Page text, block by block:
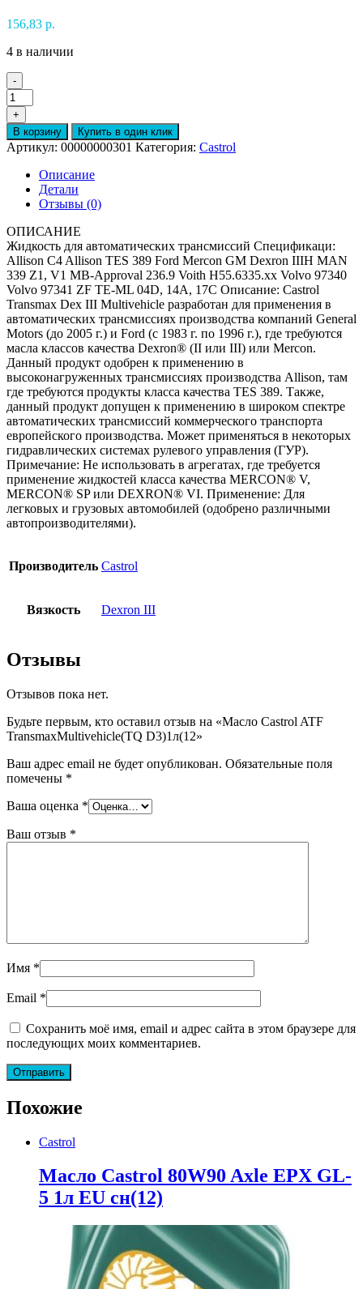
156,83 р.
4 в наличии
-
Количество
товара
Масло
Castrol
ATF
TransmaxMultivehicle(TQ
D3)1л(12
+
В корзину
Купить в один клик
Артикул: 00000000301 Категория: Castrol
Описание
Детали
Отзывы (0)
ОПИСАНИЕ
Жидкость для автоматических трансмиссий Спецификаци:
Allison C4 Allison TES 389 Ford Mercon GM Dexron IIIH MAN
339 Z1, V1 MB-Approval 236.9 Voith H55.6335.xx Volvo 97340
Volvo 97341 ZF TE-ML 04D, 14A, 17C Описание: Castrol
Transmax Dex III Multivehicle разработан для применения в
автоматических трансмиссиях производства компаний General
Motors (до 2005 г.) и Ford (c 1983 г. по 1996 г.), где требуются
масла классов качества Dexron® (II или III) или Mercon.
Данный продукт одобрен к применению в
высоконагруженных трансмиссиях производства Allison, там
где требуются продукты класса качества TES 389. Также,
данный продукт допущен к применению в широком спектре
автоматических трансмиссий коммерческого транспорта
европейского производства. Может применяться в некоторых
гидравлических системах рулевого управления (ГУР).
Примечание: Не использовать в агрегатах, где требуется
применение жидкостей класса качества MERCON® V,
MERCON® SP или DEXRON® VI. Применение: Для
легковых и грузовых автомобилей (одобрено различными
автопроизводителями).
Производитель Castrol
Вязкость Dexron III
Отзывы
Отзывов пока нет.
Будьте первым, кто оставил отзыв на «Масло Castrol ATF
TransmaxMultivehicle(TQ D3)1л(12»
Ваш адрес email не будет опубликован. Обязательные поля
помечены *
Ваша оценка *
Ваш отзыв *
Имя *
Email *
Сохранить моё имя, email и адрес сайта в этом браузере для
последующих моих комментариев.
Похожие
Castrol
Масло Castrol 80W90 Axle EPX GL-
5 1л EU сн(12)